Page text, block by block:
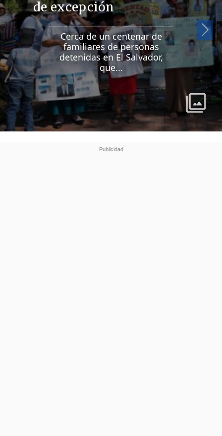
de excepción
Cerca de un centenar de
familiares de personas
detenidas en El Salvador,
que...